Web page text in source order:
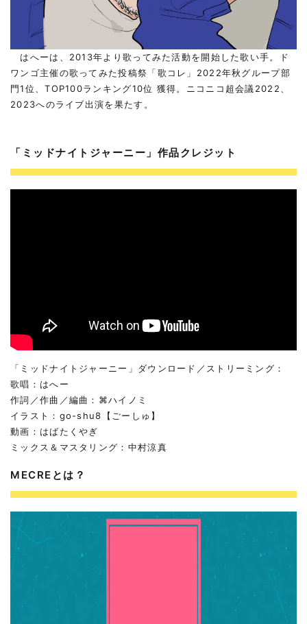
はへーは、2013年より歌ってみた活動を開始した歌い手。ド
ワンゴ主催の歌ってみた投稿祭「歌コレ」2022年秋グループ部
門1位、TOP100ランキング10位 獲得。ニコニコ超会議2022、
2023へのライブ出演を果たす。
「ミッドナイトジャーニー」作品クレジット
「ミッドナイトジャーニー」ダウンロード／ストリーミング：
歌唱：はへー
作詞／作曲／編曲：⌘ハイノミ
イラスト：go-shu8【ごーしゅ】
動画：はばたくやぎ
ミックス＆マスタリング：中村涼真
MECREとは？